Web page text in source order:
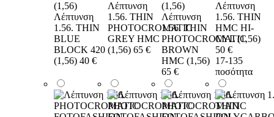
Λέπτυνση
1.56. THIN
BLUE
BLOCK 420
(1,56) 40 €
Λέπτυνση
1.56. THIN
PHOTOCROMATIC
GREY HMC
(1,56) 65 €
Λέπτυνση
1.56. THIN
PHOTOCROMATIC
BROWN
HMC (1,56)
65 €
Λέπτυνση
1.56. THIN
HMC HI-
CYL (1,56)
50 €
17-135
ποσότητα